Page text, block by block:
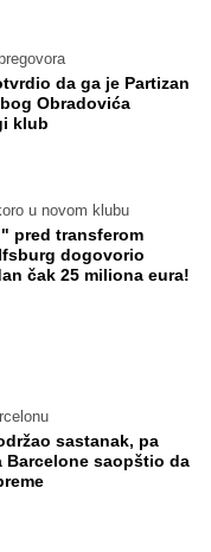
da ga je Partizan
Obradovića
klub
u novom klubu
pred transferom
dogovorio
čak 25 miliona eura!
sastanak, pa
Barcelone saopštio da